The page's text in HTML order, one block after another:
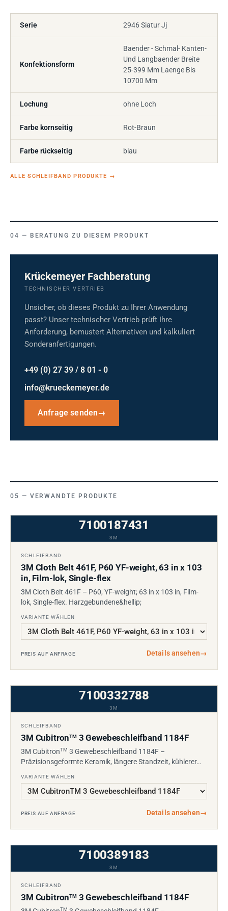
Serie 2946 Siatur Jj
Konfektionsform
Baender - Schmal- Kanten-
Und Langbaender Breite
25-399 Mm Laenge Bis
10700 Mm
Lochung ohne Loch
Farbe kornseitig Rot-Braun
Farbe rückseitig blau
ALLE SCHLEIFBAND PRODUKTE →
BERATUNG ZU DIESEM PRODUKT
Krückemeyer Fachberatung
TECHNISCHER VERTRIEB
Unsicher, ob dieses Produkt zu Ihrer Anwendung
passt? Unser technischer Vertrieb prüft Ihre
Anforderung, bemustert Alternativen und kalkuliert
Sonderanfertigungen.
+49 (0) 27 39 / 8 01 - 0
info@krueckemeyer.de
Anfrage senden→
VERWANDTE PRODUKTE
7100187431
3M
SCHLEIFBAND
3M Cloth Belt 461F, P60 YF-weight, 63 in x 103
in, Film-lok, Single-flex
3M Cloth Belt 461F – P60, YF-weight; 63 in x 103 in, Film-
lok, Single-flex. Harzgebundene&hellip;
VARIANTE WÄHLEN
PREIS AUF ANFRAGE Details ansehen→
7100332788
3M
SCHLEIFBAND
3M CubitronTM3 Gewebeschleifband 1184F
3M CubitronTM 3 Gewebeschleifband 1184F –
Präzisionsgeformte Keramik, längere Standzeit, kühlerer…
VARIANTE WÄHLEN
PREIS AUF ANFRAGE Details ansehen→
7100389183
3M
SCHLEIFBAND
3M CubitronTM3 Gewebeschleifband 1184F
TM